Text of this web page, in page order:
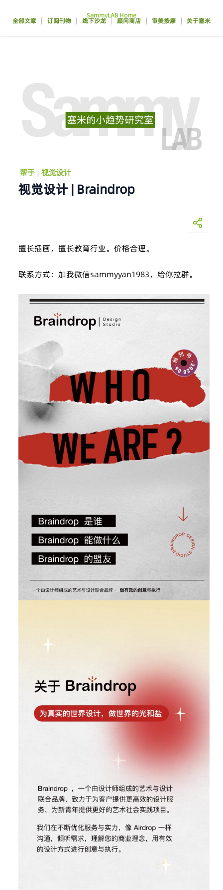
SammyLAB Home
全部文章 订阅刊物 线下沙龙 顾问商店 审美按摩 关于塞米
帮手 |视觉设计
视觉设计 | Braindrop
擅长插画，擅长教育行业。价格合理。
联系方式：加我微信sammyyan1983，给你拉群。